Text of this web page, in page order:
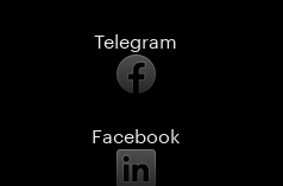
Telegram
Facebook